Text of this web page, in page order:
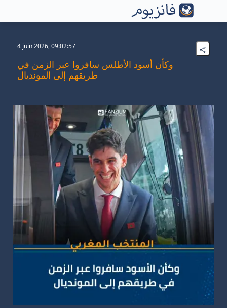
4 juin 2026, 09:02:57
وكأن أسود الأطلس سافروا عبر الزمن في
طريقهم إلى المونديال